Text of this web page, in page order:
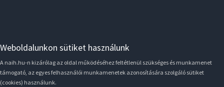
Weboldalunkon sütiket használunk
A naih.hu-n kizárólag az oldal működéséhez feltétlenül szükséges és munkamenet
támogató, az egyes felhasználói munkamenetek azonosítására szolgáló sütiket
(cookies) használunk.